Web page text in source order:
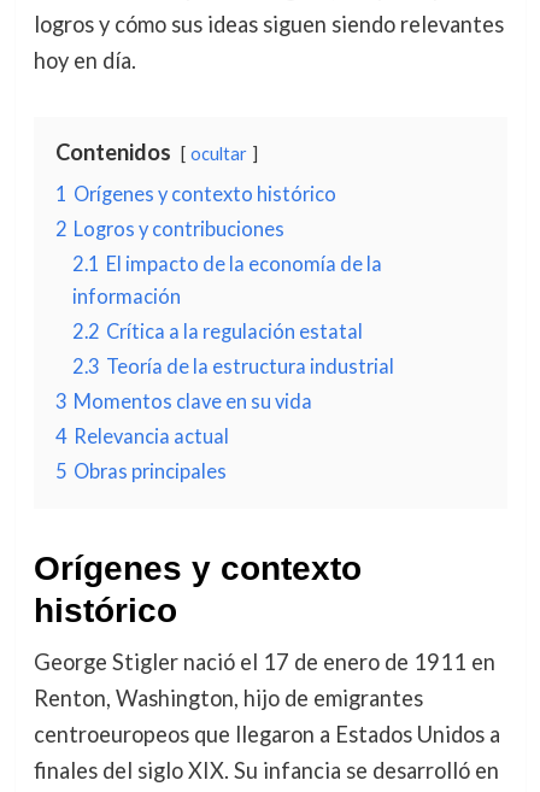
logros y cómo sus ideas siguen siendo relevantes
hoy en día.
Contenidos ocultar
1 Orígenes y contexto histórico
2 Logros y contribuciones
2.1 El impacto de la economía de la
información
2.2 Crítica a la regulación estatal
2.3 Teoría de la estructura industrial
3 Momentos clave en su vida
4 Relevancia actual
5 Obras principales
Orígenes y contexto
histórico
George Stigler nació el 17 de enero de 1911 en
Renton, Washington, hijo de emigrantes
centroeuropeos que llegaron a Estados Unidos a
finales del siglo XIX. Su infancia se desarrolló en